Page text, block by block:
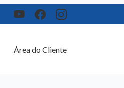
Área do Cliente